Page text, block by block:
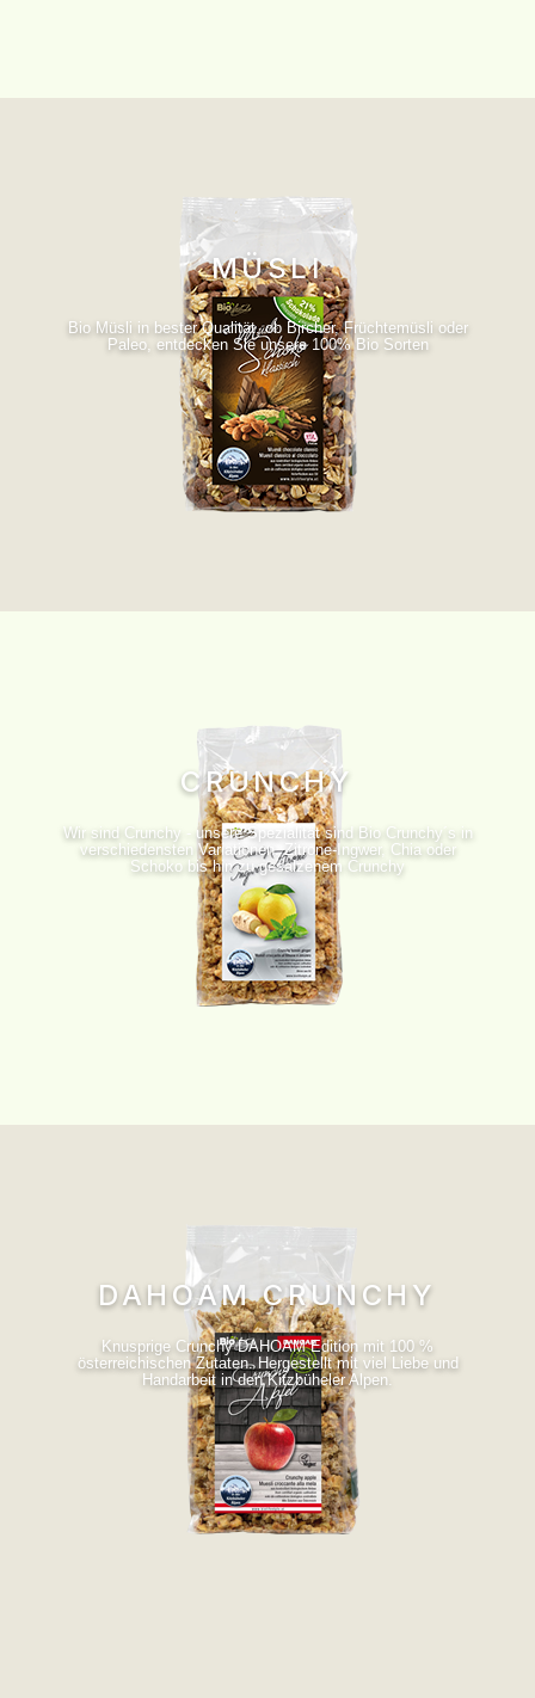
MÜSLI
Bio Müsli in bester Qualität, ob Bircher, Früchtemüsli oder
Paleo, entdecken Sie unsere 100% Bio Sorten
CRUNCHY
Wir sind Crunchy - unsere Spezialität sind Bio Crunchy´s in
verschiedensten Variationen. Zitrone-Ingwer, Chia oder
Schoko bis hin zu gesalzenem Crunchy
DAHOAM CRUNCHY
Knusprige Crunchy DAHOAM Edition mit 100 %
österreichischen Zutaten. Hergestellt mit viel Liebe und
Handarbeit in den Kitzbüheler Alpen.